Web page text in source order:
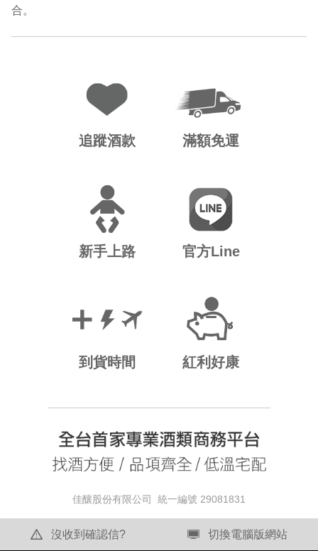
合。
追蹤酒款 滿額免運
新手上路 官方Line
到貨時間 紅利好康
佳釀股份有限公司 統一編號 29081831
沒收到確認信? 切換電腦版網站